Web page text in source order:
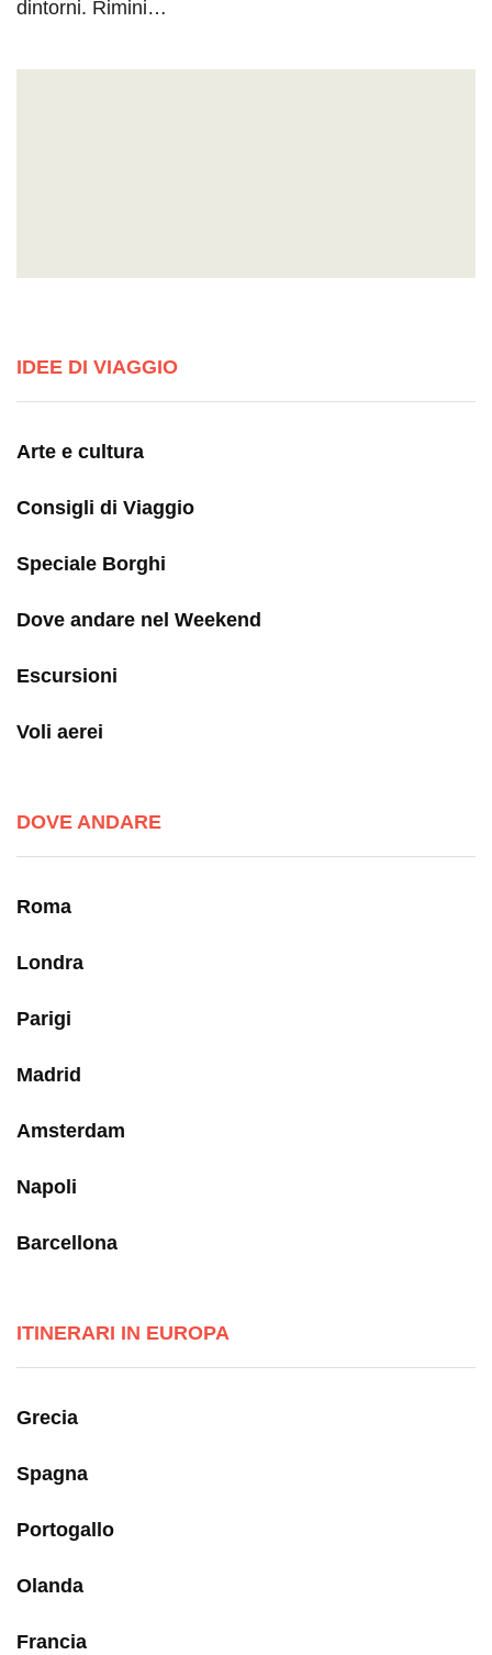
dintorni. Rimini…
IDEE DI VIAGGIO
Arte e cultura
Consigli di Viaggio
Speciale Borghi
Dove andare nel Weekend
Escursioni
Voli aerei
DOVE ANDARE
Roma
Londra
Parigi
Madrid
Amsterdam
Napoli
Barcellona
ITINERARI IN EUROPA
Grecia
Spagna
Portogallo
Olanda
Francia